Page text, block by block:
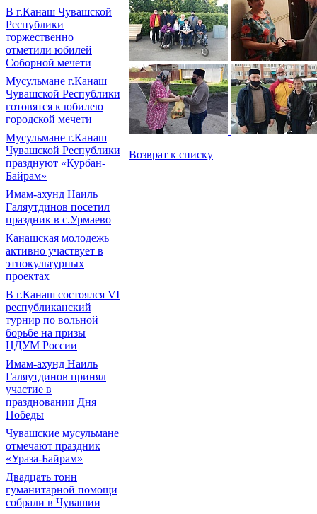
В г.Канаш Чувашской
Республики
торжественно
отметили юбилей
Соборной мечети
Мусульмане г.Канаш
Чувашской Республики
готовятся к юбилею
городской мечети
Мусульмане г.Канаш
Чувашской Республики
празднуют «Курбан-
Байрам»
Имам-ахунд Наиль
Галяутдинов посетил
праздник в с.Урмаево
Канашская молодежь
активно участвует в
этнокультурных
проектах
В г.Канаш состоялся VI
республиканский
турнир по вольной
борьбе на призы
ЦДУМ России
Имам-ахунд Наиль
Галяутдинов принял
участие в
праздновании Дня
Победы
Чувашские мусульмане
отмечают праздник
«Ураза-Байрам»
Двадцать тонн
гуманитарной помощи
собрали в Чувашии
Возврат к списку